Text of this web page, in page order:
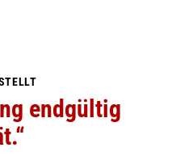
endgültig